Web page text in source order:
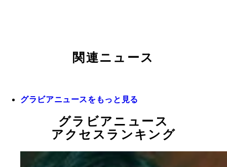
関連ニュース
グラビアニュースをもっと見る
グラビアニュース
アクセスランキング